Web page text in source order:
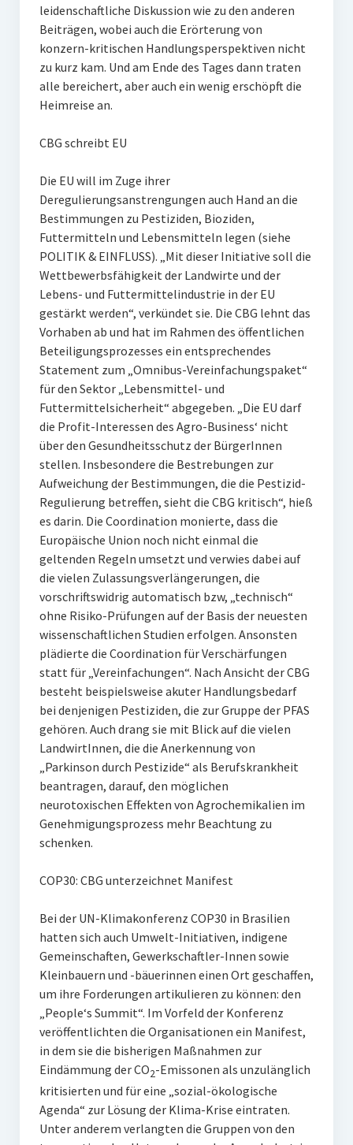
leidenschaftliche Diskussion wie zu den anderen
Beiträgen, wobei auch die Erörterung von
konzern-kritischen Handlungsperspektiven nicht
zu kurz kam. Und am Ende des Tages dann traten
alle bereichert, aber auch ein wenig erschöpft die
Heimreise an.
CBG schreibt EU
Die EU will im Zuge ihrer
Deregulierungsanstrengungen auch Hand an die
Bestimmungen zu Pestiziden, Bioziden,
Futtermitteln und Lebensmitteln legen (siehe
POLITIK & EINFLUSS). „Mit dieser Initiative soll die
Wettbewerbsfähigkeit der Landwirte und der
Lebens- und Futtermittelindustrie in der EU
gestärkt werden“, verkündet sie. Die CBG lehnt das
Vorhaben ab und hat im Rahmen des öffentlichen
Beteiligungsprozesses ein entsprechendes
Statement zum „Omnibus-Vereinfachungspaket“
für den Sektor „Lebensmittel- und
Futtermittelsicherheit“ abgegeben. „Die EU darf
die Profit-Interessen des Agro-Business‘ nicht
über den Gesundheitsschutz der BürgerInnen
stellen. Insbesondere die Bestrebungen zur
Aufweichung der Bestimmungen, die die Pestizid-
Regulierung betreffen, sieht die CBG kritisch“, hieß
es darin. Die Coordination monierte, dass die
Europäische Union noch nicht einmal die
geltenden Regeln umsetzt und verwies dabei auf
die vielen Zulassungsverlängerungen, die
vorschriftswidrig automatisch bzw, „technisch“
ohne Risiko-Prüfungen auf der Basis der neuesten
wissenschaftlichen Studien erfolgen. Ansonsten
plädierte die Coordination für Verschärfungen
statt für „Vereinfachungen“. Nach Ansicht der CBG
besteht beispielsweise akuter Handlungsbedarf
bei denjenigen Pestiziden, die zur Gruppe der PFAS
gehören. Auch drang sie mit Blick auf die vielen
LandwirtInnen, die die Anerkennung von
„Parkinson durch Pestizide“ als Berufskrankheit
beantragen, darauf, den möglichen
neurotoxischen Effekten von Agrochemikalien im
Genehmigungsprozess mehr Beachtung zu
schenken.
COP30: CBG unterzeichnet Manifest
Bei der UN-Klimakonferenz COP30 in Brasilien
hatten sich auch Umwelt-Initiativen, indigene
Gemeinschaften, Gewerkschaftler-Innen sowie
Kleinbauern und -bäuerinnen einen Ort geschaffen,
um ihre Forderungen artikulieren zu können: den
„People‘s Summit“. Im Vorfeld der Konferenz
veröffentlichten die Organisationen ein Manifest,
in dem sie die bisherigen Maßnahmen zur
Eindämmung der CO2-Emissonen als unzulänglich
kritisierten und für eine „sozial-ökologische
Agenda“ zur Lösung der Klima-Krise eintraten.
Unter anderem verlangten die Gruppen von den